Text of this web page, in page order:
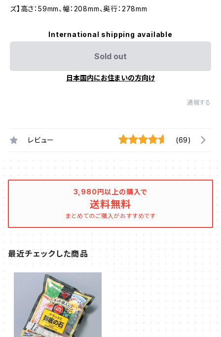
ズ】高さ：59mm、幅：208mm、奥行：278mm
International shipping available
Sold out
日本国内にお住まいの方向け
通報する
レビュー (69)
3,980円以上の購入で
送料無料
まとめてのご購入がおすすめです
最近チェックした商品